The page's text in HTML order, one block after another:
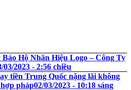
Hộ Nhãn Hiệu Logo – Công Ty
03/2023 - 2:56 chiều
tiền Trung Quốc nặng lãi không
pháp02/03/2023 - 10:18 sáng